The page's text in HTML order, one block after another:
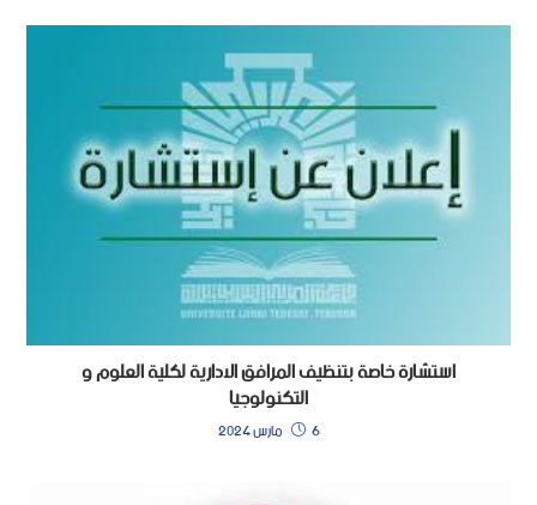
استشارة خاصة بتنظيف المرافق الادارية لكلية العلوم و
التكنولوجيا
6 مارس 2024